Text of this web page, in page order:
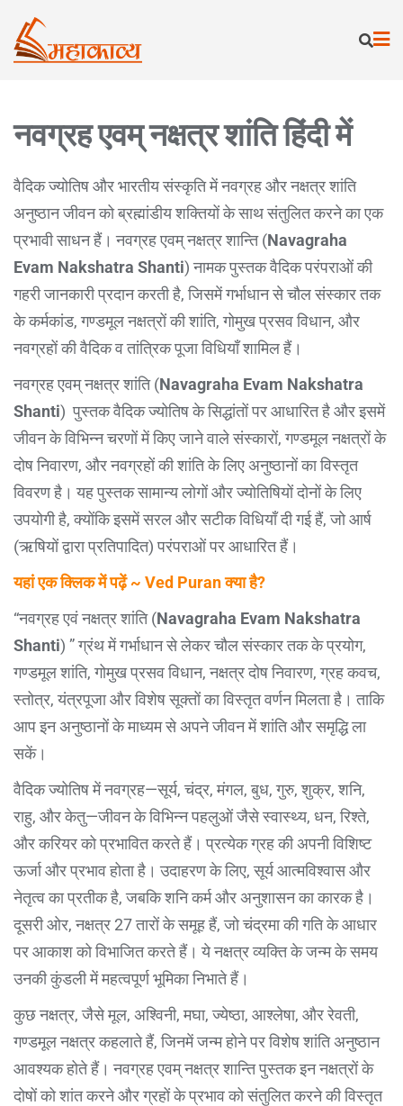
नवग्रह एवम् नक्षत्र शांति हिंदी में
वैदिक ज्योतिष और भारतीय संस्कृति में नवग्रह और नक्षत्र शांति
अनुष्ठान जीवन को ब्रह्मांडीय शक्तियों के साथ संतुलित करने का एक
प्रभावी साधन हैं। नवग्रह एवम् नक्षत्र शान्ति (Navagraha
Evam Nakshatra Shanti) नामक पुस्तक वैदिक परंपराओं की
गहरी जानकारी प्रदान करती है, जिसमें गर्भाधान से चौल संस्कार तक
के कर्मकांड, गण्डमूल नक्षत्रों की शांति, गोमुख प्रसव विधान, और
नवग्रहों की वैदिक व तांत्रिक पूजा विधियाँ शामिल हैं।
नवग्रह एवम् नक्षत्र शांति (Navagraha Evam Nakshatra
Shanti) पुस्तक वैदिक ज्योतिष के सिद्धांतों पर आधारित है और इसमें
जीवन के विभिन्न चरणों में किए जाने वाले संस्कारों, गण्डमूल नक्षत्रों के
दोष निवारण, और नवग्रहों की शांति के लिए अनुष्ठानों का विस्तृत
विवरण है। यह पुस्तक सामान्य लोगों और ज्योतिषियों दोनों के लिए
उपयोगी है, क्योंकि इसमें सरल और सटीक विधियाँ दी गई हैं, जो आर्ष
(ऋषियों द्वारा प्रतिपादित) परंपराओं पर आधारित हैं।
यहां एक क्लिक में पढ़ें ~ Ved Puran क्या है?
“नवग्रह एवं नक्षत्र शांति (Navagraha Evam Nakshatra
Shanti) ” ग्रंथ में गर्भाधान से लेकर चौल संस्कार तक के प्रयोग,
गण्डमूल शांति, गोमुख प्रसव विधान, नक्षत्र दोष निवारण, ग्रह कवच,
स्तोत्र, यंत्रपूजा और विशेष सूक्तों का विस्तृत वर्णन मिलता है। ताकि
आप इन अनुष्ठानों के माध्यम से अपने जीवन में शांति और समृद्धि ला
सकें।
वैदिक ज्योतिष में नवग्रह—सूर्य, चंद्र, मंगल, बुध, गुरु, शुक्र, शनि,
राहु, और केतु—जीवन के विभिन्न पहलुओं जैसे स्वास्थ्य, धन, रिश्ते,
और करियर को प्रभावित करते हैं। प्रत्येक ग्रह की अपनी विशिष्ट
ऊर्जा और प्रभाव होता है। उदाहरण के लिए, सूर्य आत्मविश्वास और
नेतृत्व का प्रतीक है, जबकि शनि कर्म और अनुशासन का कारक है।
दूसरी ओर, नक्षत्र 27 तारों के समूह हैं, जो चंद्रमा की गति के आधार
पर आकाश को विभाजित करते हैं। ये नक्षत्र व्यक्ति के जन्म के समय
उनकी कुंडली में महत्वपूर्ण भूमिका निभाते हैं।
कुछ नक्षत्र, जैसे मूल, अश्विनी, मघा, ज्येष्ठा, आश्लेषा, और रेवती,
गण्डमूल नक्षत्र कहलाते हैं, जिनमें जन्म होने पर विशेष शांति अनुष्ठान
आवश्यक होते हैं। नवग्रह एवम् नक्षत्र शान्ति पुस्तक इन नक्षत्रों के
दोषों को शांत करने और ग्रहों के प्रभाव को संतुलित करने की विस्तृत